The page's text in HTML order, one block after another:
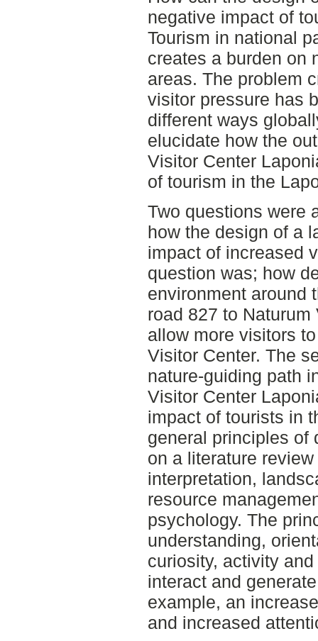
negative impact of
Tourism in national
creates a burden on
areas. The problem
visitor pressure has
different ways
elucidate how the
Visitor Center
of tourism in the
Two questions were
how the design of a
impact of increased
question was; how
environment around
road 827 to
allow more visitors
Visitor Center. The
nature-guiding path
Visitor Center
impact of tourists in
general principles of
on a literature review
interpretation,
resource
psychology. The
understanding,
curiosity, activity
interact and
example, an
and increased